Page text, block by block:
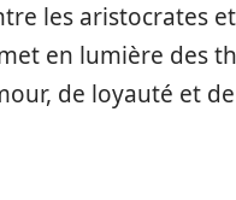
les aristocrates
en lumière des
de loyauté et de